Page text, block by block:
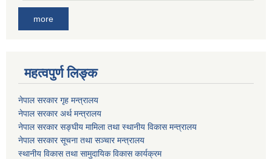
more
महत्वपुर्ण लिङ्क
नेपाल सरकार गृह मन्त्रालय
नेपाल सरकार अर्थ मन्त्रालय
नेपाल सरकार सङ्घीय मामिला तथा स्थानीय विकास मन्त्रालय
नेपाल सरकार सूचना तथा सञ्चार मन्त्रालय
स्थानीय विकास तथा सामुदायिक विकास कार्यक्रम